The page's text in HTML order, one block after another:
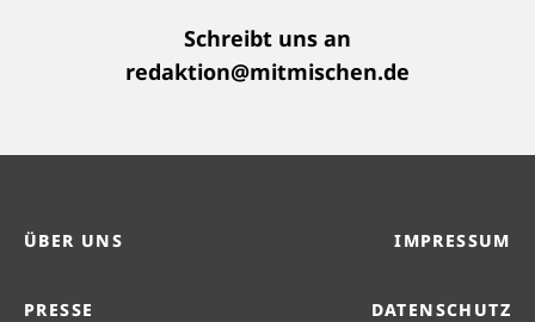
Schreibt uns an
redaktion@mitmischen.de
ÜBER UNS IMPRESSUM
PRESSE DATENSCHUTZ